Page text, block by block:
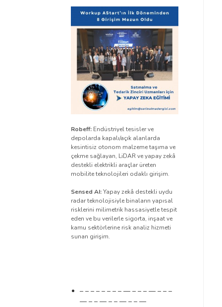
Robeff: Endüstriyel tesisler ve
depolarda kapalı/açık alanlarda
kesintisiz otonom malzeme taşıma ve
çekme sağlayan, LiDAR ve yapay zekâ
destekli elektrikli araçlar üreten
mobilite teknolojileri odaklı girişim.
Sensed AI:Yapay zekâ destekli uydu
radar teknolojisiyle binaların yapısal
risklerini milimetrik hassasiyetle tespit
eden ve bu verilerle sigorta, inşaat ve
kamu sektörlerine risk analiz hizmeti
sunan girişim.
– – – – – – – – — – – – — – – –
— – – — – – — – – —